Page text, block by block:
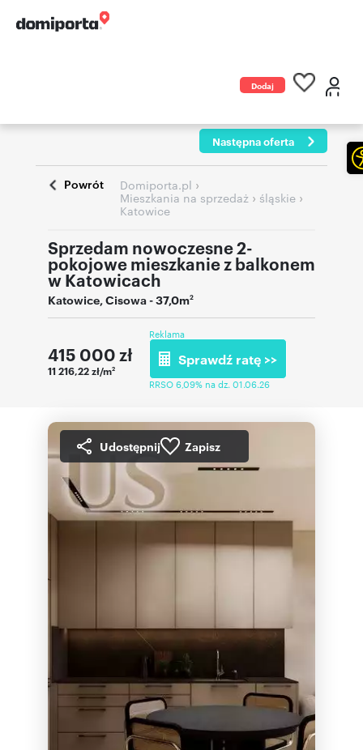
Dodaj
Następna oferta
Powrót Domiporta.pl ›
Mieszkania na sprzedaż › śląskie ›
Katowice
Sprzedam nowoczesne 2-
pokojowe mieszkanie z balkonem
w Katowicach
Katowice,Cisowa- 37,0m2
415 000 zł
11 216,22 zł/m2
Reklama
Sprawdź ratę >>
RRSO 6,09% na dz. 01.06.26
Udostępnij Zapisz